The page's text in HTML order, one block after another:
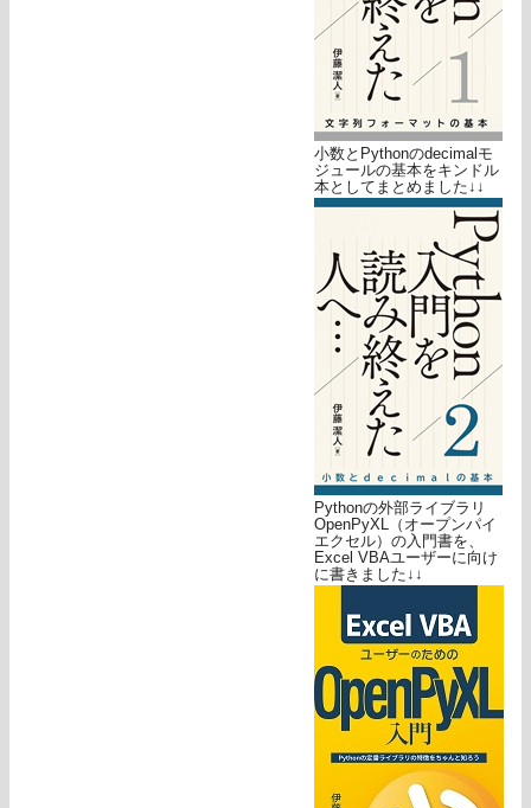
小数とPythonのdecimalモ
ジュールの基本をキンドル
本としてまとめました↓↓
Pythonの外部ライブラリ
OpenPyXL（オープンパイ
エクセル）の入門書を、
Excel VBAユーザーに向け
に書きました↓↓